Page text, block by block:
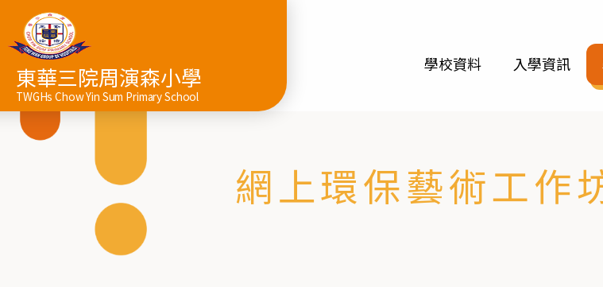
東華三院周演森小學
TWGHs Chow Yin Sum Primary School
學校資料 入學資訊
網上環保藝術工作